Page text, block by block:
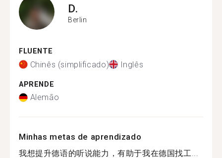
D.
Berlin
FLUENTE
Chinês (simplificado) Inglês
APRENDE
Alemão
Minhas metas de aprendizado
我想提升德语的听说能力，有助于我在德国找工...